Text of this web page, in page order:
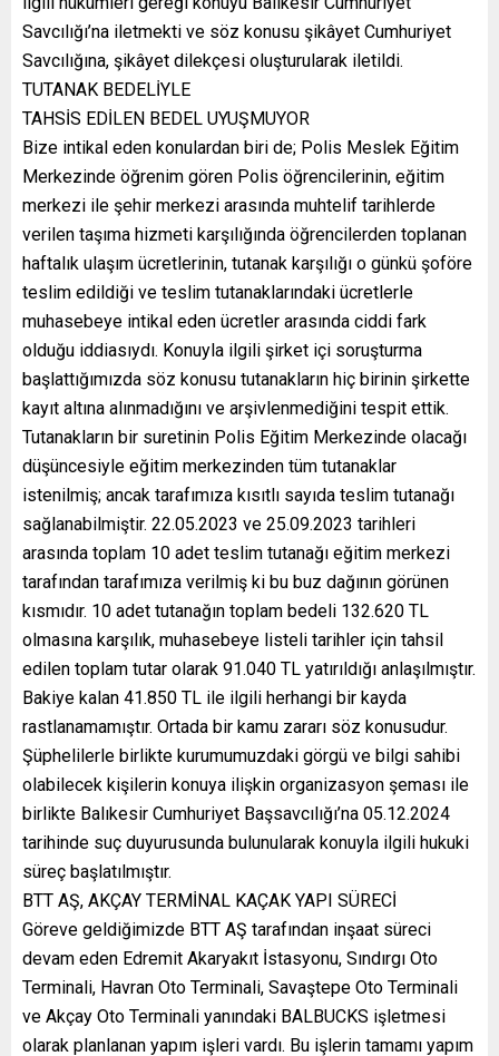
Savcılığı’na iletmekti ve söz konusu şikâyet Cumhuriyet
Savcılığına, şikâyet dilekçesi oluşturularak iletildi.
TUTANAK BEDELİYLE
TAHSİS EDİLEN BEDEL UYUŞMUYOR
Bize intikal eden konulardan biri de; Polis Meslek Eğitim
Merkezinde öğrenim gören Polis öğrencilerinin, eğitim
merkezi ile şehir merkezi arasında muhtelif tarihlerde
verilen taşıma hizmeti karşılığında öğrencilerden toplanan
haftalık ulaşım ücretlerinin, tutanak karşılığı o günkü şoföre
teslim edildiği ve teslim tutanaklarındaki ücretlerle
muhasebeye intikal eden ücretler arasında ciddi fark
olduğu iddiasıydı. Konuyla ilgili şirket içi soruşturma
başlattığımızda söz konusu tutanakların hiç birinin şirkette
kayıt altına alınmadığını ve arşivlenmediğini tespit ettik.
Tutanakların bir suretinin Polis Eğitim Merkezinde olacağı
düşüncesiyle eğitim merkezinden tüm tutanaklar
istenilmiş; ancak tarafımıza kısıtlı sayıda teslim tutanağı
sağlanabilmiştir. 22.05.2023 ve 25.09.2023 tarihleri
arasında toplam 10 adet teslim tutanağı eğitim merkezi
tarafından tarafımıza verilmiş ki bu buz dağının görünen
kısmıdır. 10 adet tutanağın toplam bedeli 132.620 TL
olmasına karşılık, muhasebeye listeli tarihler için tahsil
edilen toplam tutar olarak 91.040 TL yatırıldığı anlaşılmıştır.
Bakiye kalan 41.850 TL ile ilgili herhangi bir kayda
rastlanamamıştır. Ortada bir kamu zararı söz konusudur.
Şüphelilerle birlikte kurumumuzdaki görgü ve bilgi sahibi
olabilecek kişilerin konuya ilişkin organizasyon şeması ile
birlikte Balıkesir Cumhuriyet Başsavcılığı’na 05.12.2024
tarihinde suç duyurusunda bulunularak konuyla ilgili hukuki
süreç başlatılmıştır.
BTT AŞ, AKÇAY TERMİNAL KAÇAK YAPI SÜRECİ
Göreve geldiğimizde BTT AŞ tarafından inşaat süreci
devam eden Edremit Akaryakıt İstasyonu, Sındırgı Oto
Terminali, Havran Oto Terminali, Savaştepe Oto Terminali
ve Akçay Oto Terminali yanındaki BALBUCKS işletmesi
olarak planlanan yapım işleri vardı. Bu işlerin tamamı yapım